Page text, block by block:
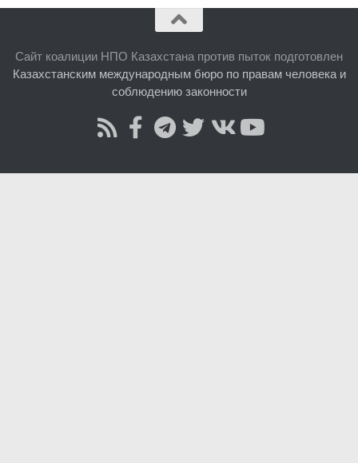
Сайт коалиции НПО Казахстана против пыток подготовлен
Казахстанским международным бюро по правам человека и
соблюдению законности